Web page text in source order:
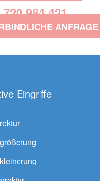
984 421
ANFRAGE
Eingriffe